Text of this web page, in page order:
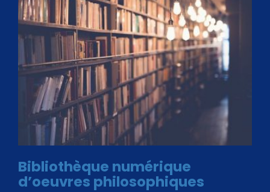
Bibliothèque numérique
d’oeuvres philosophiques